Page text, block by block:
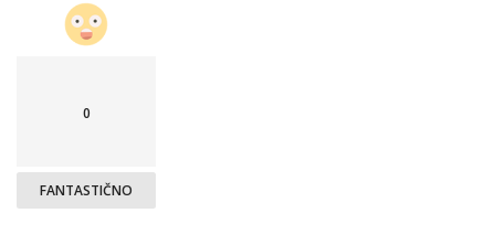
0
FANTASTIČNO